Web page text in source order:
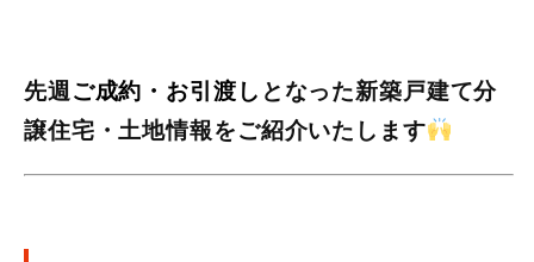
先週ご成約・お引渡し となった新築戸建て分
譲住宅・土地情報をご紹介いたします